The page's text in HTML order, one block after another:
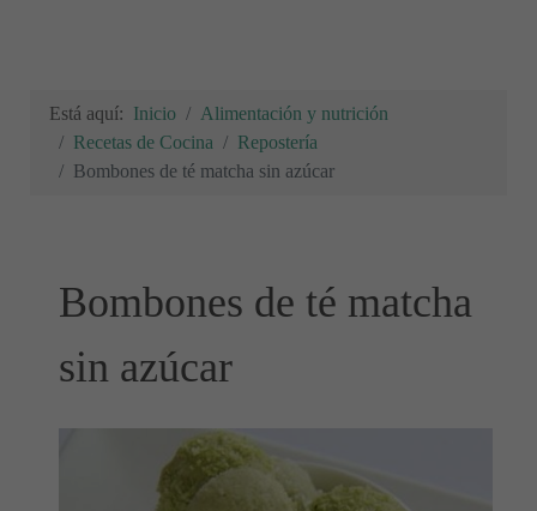
Está aquí: Inicio
Alimentación y nutrición
Recetas de Cocina
Repostería
Bombones de té matcha sin azúcar
Bombones de té matcha
sin azúcar